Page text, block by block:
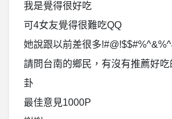
我是覺得很好吃
可4女友覺得很難吃QQ
她說跟以前差很多
請問台南的鄉民，有沒有推薦好
卦
最佳意見1000P